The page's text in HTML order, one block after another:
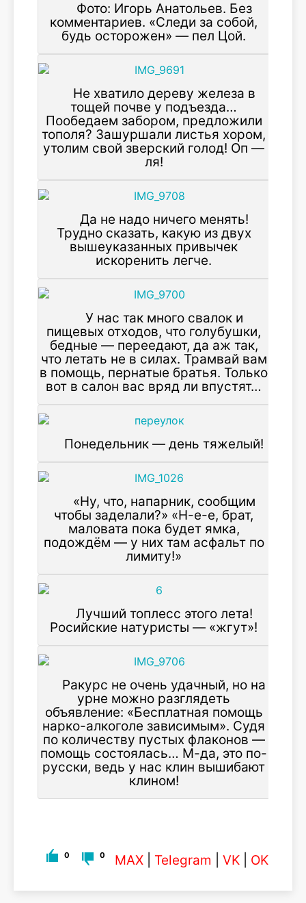
Фото: Игорь Анатольев. Без
комментариев. «Следи за собой,
будь осторожен» — пел Цой.
Не хватило дереву железа в
тощей почве у подъезда…
Пообедаем забором, предложили
тополя? Зашуршали листья хором,
утолим свой зверский голод! Оп —
ля!
Да не надо ничего менять!
Трудно сказать, какую из двух
вышеуказанных привычек
искоренить легче.
У нас так много свалок и
пищевых отходов, что голубушки,
бедные — переедают, да аж так,
что летать не в силах. Трамвай вам
в помощь, пернатые братья. Только
вот в салон вас вряд ли впустят…
Понедельник — день тяжелый!
«Ну, что, напарник, сообщим
чтобы заделали?» «Н-е-е, брат,
маловата пока будет ямка,
подождём — у них там асфальт по
лимиту!»
Лучший топлесс этого лета!
Росийские натуристы — «жгут»!
Ракурс не очень удачный, но на
урне можно разглядеть
объявление: «Бесплатная помощь
нарко-алкоголе зависимым». Судя
по количеству пустых флаконов —
помощь состоялась… М-да, это по-
русски, ведь у нас клин вышибают
клином!
0 0 MAX Telegram VK OK